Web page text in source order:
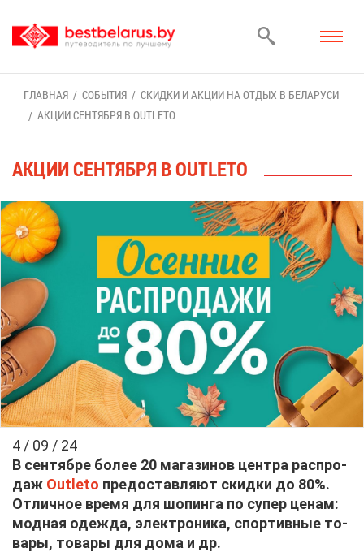
ГЛАВ­НАЯ СО­БЫ­ТИЯ
СКИД­КИ И АК­ЦИИ НА ОТ­ДЫХ В БЕ­ЛА­РУ­СИ
АК­ЦИИ СЕН­ТЯБ­РЯ В OUTLETO
АК­ЦИИ СЕН­ТЯБ­РЯ В OUTLETO
4 / 09 / 24
В сен­тяб­ре бо­лее 20 ма­га­зи­нов цен­тра рас­про­
даж Outleto предо­став­ля­ют скид­ки до 80%.
От­лич­ное вре­мя для шо­пин­га по су­пер це­нам:
мод­ная одеж­да, элек­тро­ни­ка, спор­тив­ные то­
ва­ры, то­ва­ры для до­ма и др.